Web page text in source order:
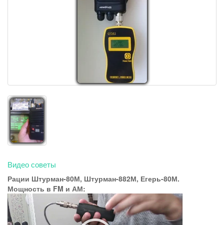
Видео советы
Рации Штурман-80М, Штурман-882М, Егерь-80М.
Мощность в FM и АМ: